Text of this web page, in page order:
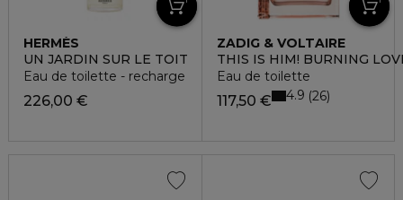
HERMÈS
UN JARDIN SUR LE TOIT
Eau de toilette - recharge
226,00 €
ZADIG & VOLTAIRE
THIS IS HIM! BURNING
Eau de toilette
117,50 € 4.9 26